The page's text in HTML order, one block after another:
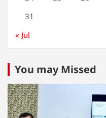
31
« Jul
You may Missed